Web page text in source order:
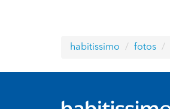
habitissimo fotos